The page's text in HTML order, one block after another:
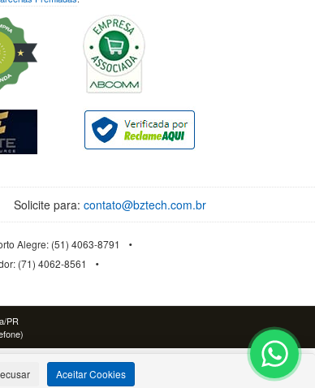
Solicite para: contato@bztech.com.br
Alegre: (51) 4063-8791
(71) 4062-8561
PR
Aceitar Cookies